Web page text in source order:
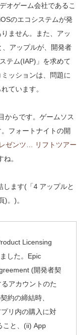
オゲーム会社であるこ
のエコシステムが発
ません。また、アッ
アップルが、開発者
テム(IAP)」を求めて
ッションは、問題に
ています。
からです。ゲームソス
フォートナイトの開
ゼンツ… リフトツアー
ね。
ます(「4 アップルと
)。 )。
Licensing
した。Epic
(開発者契
アカウントのた
約の締結時、
リ内の購入に対
こと、(ii) App